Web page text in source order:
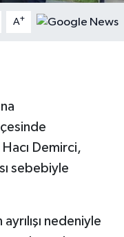
A+
Demirci,
sebebiyle
nedeniyle